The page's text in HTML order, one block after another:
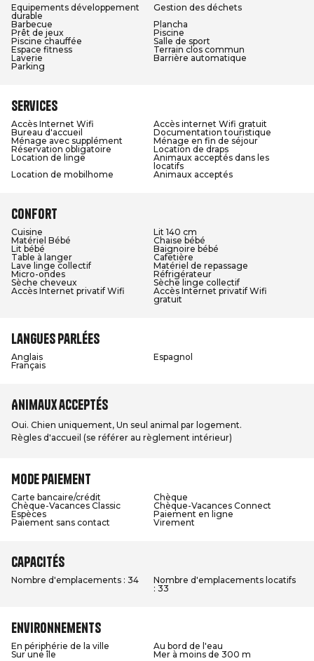
Equipements développement
durable
Gestion des déchets
Barbecue
Plancha
Prêt de jeux
Piscine
Piscine chauffée
Salle de sport
Espace fitness
Terrain clos commun
Laverie
Barrière automatique
Parking
Services
Accès Internet Wifi
Accès internet Wifi gratuit
Bureau d'accueil
Documentation touristique
Ménage avec supplément
Ménage en fin de séjour
Réservation obligatoire
Location de draps
Location de linge
Animaux acceptés dans les
locatifs
Location de mobilhome
Animaux acceptés
Confort
Cuisine
Lit 140 cm
Matériel Bébé
Chaise bébé
Lit bébé
Baignoire bébé
Table à langer
Cafetière
Lave linge collectif
Matériel de repassage
Micro-ondes
Réfrigérateur
Sèche cheveux
Sèche linge collectif
Accès Internet privatif Wifi
Accès Internet privatif Wifi
gratuit
Langues parlées
Anglais
Espagnol
Français
Animaux acceptés
Oui. Chien uniquement, Un seul animal par logement.
Règles d'accueil (se référer au règlement intérieur)
Mode paiement
Carte bancaire/crédit
Chèque
Chèque-Vacances Classic
Chèque-Vacances Connect
Espèces
Paiement en ligne
Paiement sans contact
Virement
Capacités
Nombre d'emplacements : 34
Nombre d'emplacements locatifs
: 33
Environnements
En périphérie de la ville
Au bord de l'eau
Sur une île
Mer à moins de 300 m